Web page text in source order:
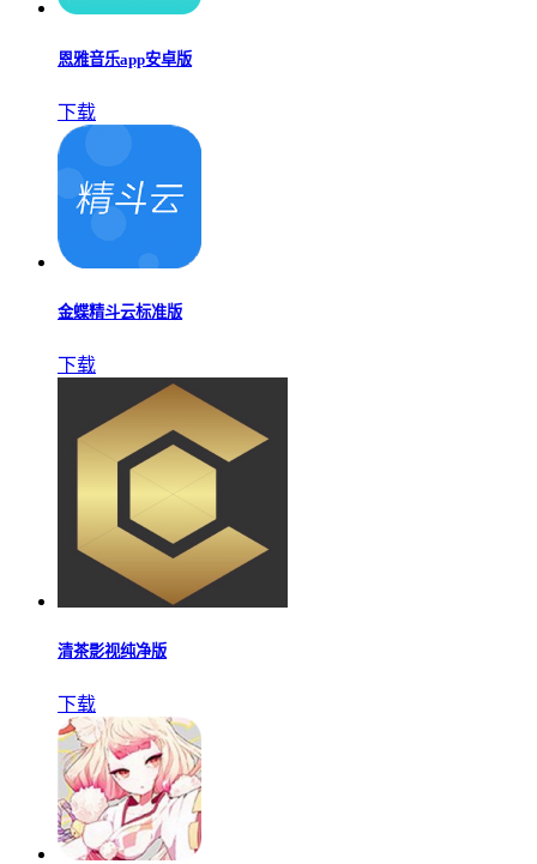
恩雅音乐app安卓版
下载
金蝶精斗云标准版
下载
清茶影视纯净版
下载